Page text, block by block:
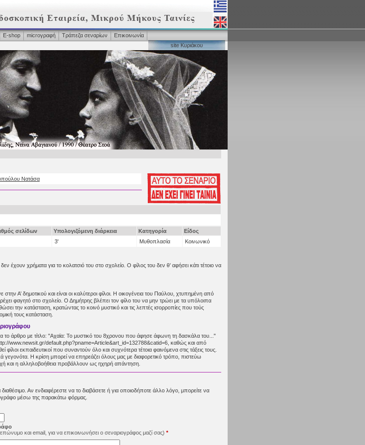
Ε-shop microγραφή Τράπεζα σεναρίων
Επικοινωνία
site Κυριάκου
Νατάσα
σελίδων Υπολογιζόμενη διάρκεια Κατηγορία
Είδος
3' Μυθοπλασία Κοινωνικό
έχουν χρήματα για το κολατσιό του στο σχολείο. Ο φίλος του δεν θ’ αφήσει κάτι τέτοιο να
Α’ δημοτικού και είναι οι καλύτεροι φίλοι. Η οικογένεια του Παύλου, χτυπημένη από
φαγητό στο σχολείο. Ο Δημήτρης βλέπει τον φίλο του να μην τρώει με τα υπόλοιπα
την κατάσταση, κρατώντας το κοινό μυστικό και τις λεπτές ισορροπίες που τούς
τους κατάσταση.
το άρθρο με τίτλο: "Αχαϊα: Το μυστικό του 8χρονου που άφησε άφωνη τη δασκάλα του..."
www.newsit.gr/default.php?pname=Article&art_id=132788&catid=6, καθώς και από
φίλοι εκπαιδευτικοί που συναντούν όλο και συχνότερα τέτοια φαινόμενα στις τάξεις τους.
γεγονότα. Η κρίση μπορεί να επηρεάζει όλους μας με διαφορετικό τρόπο, πιστεύω
και η αλληλοβοήθεια προβάλλουν ως ηχηρή απάντηση.
διαθέσιμο. Αν ενδιαφέρεστε να το διαβάσετε ή για οποιοδήποτε άλλο λόγο, μπορείτε να
μέσω της παρακάτω φόρμας.
και email, για να επικοινωνήσει ο σεναριογράφος μαζί σας) *